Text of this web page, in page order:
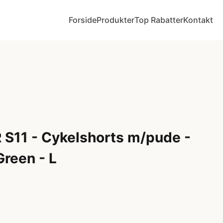
ForsideProdukterTop RabatterKontakt
S11 - Cykelshorts m/pude -
- L